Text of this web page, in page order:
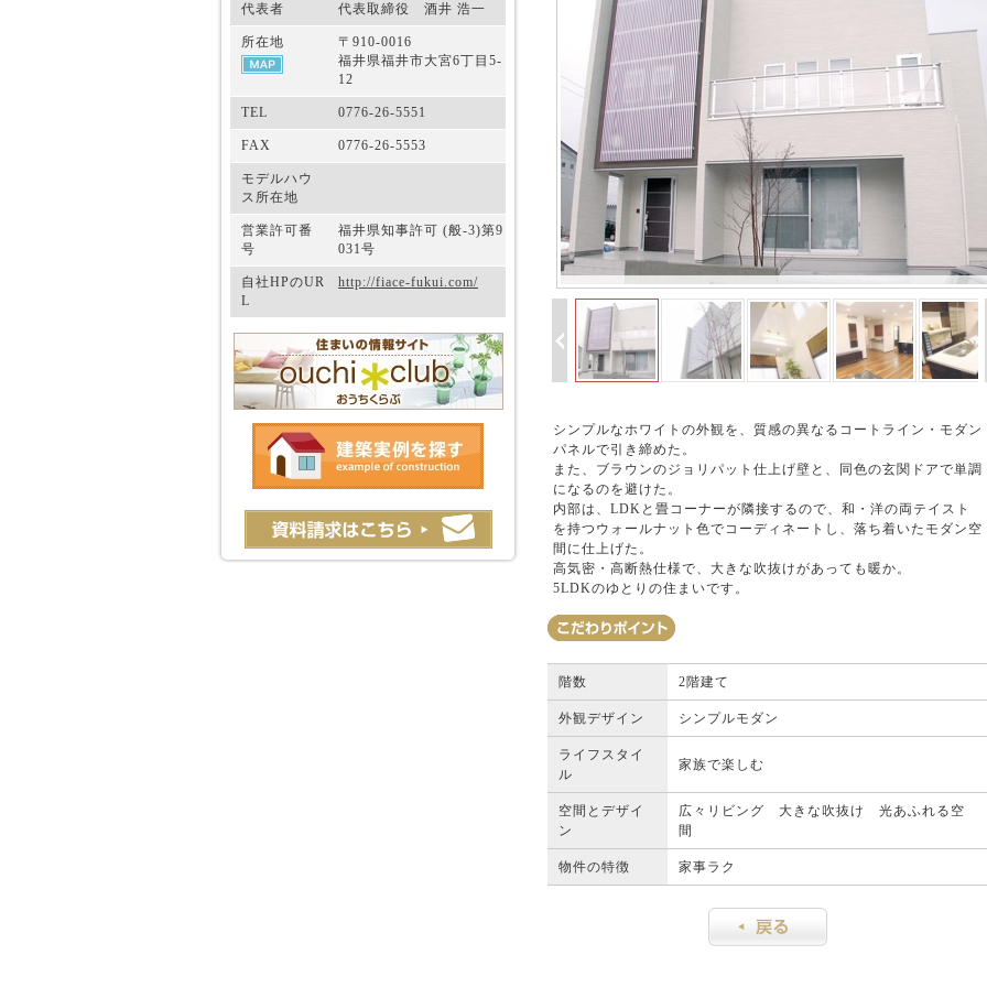
代表者 代表取締役 酒井 浩一
所在地
〒910-0016
福井県福井市大宮6丁目5-
12
TEL 0776-26-5551
FAX 0776-26-5553
モデルハウ
ス所在地
営業許可番
号
福井県知事許可 (般-3)第9
031号
自社HPのUR
L
http://fiace-fukui.com/
シンプルなホワイトの外観を、質感の異なるコートライン・モダン
パネルで引き締めた。
また、ブラウンのジョリパット仕上げ壁と、同色の玄関ドアで単調
になるのを避けた。
内部は、LDKと畳コーナーが隣接するので、和・洋の両テイスト
を持つウォールナット色でコーディネートし、落ち着いたモダン空
間に仕上げた。
高気密・高断熱仕様で、大きな吹抜けがあっても暖か。
5LDKのゆとりの住まいです。
階数 2階建て
外観デザイン シンプルモダン
ライフスタイ
ル
家族で楽しむ
空間とデザイ
ン
広々リビング 大きな吹抜け 光あふれる空
間
物件の特徴 家事ラク